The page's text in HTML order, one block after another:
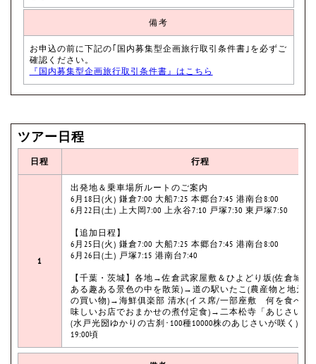
備考
お申込の前に下記の｢国内募集型企画旅行取引条件書｣を必ずご
確認ください。
『国内募集型企画旅行取引条件書』はこちら
ツアー日程
日程 行程
1
出発地＆乗車場所ルートのご案内
6月18日(火) 鎌倉7:00 大船7:25 本郷台7:45 港南台8:00
6月22日(土) 上大岡7:00 上永谷7:10 戸塚7:30 東戸塚7:50
【追加日程】
6月25日(火) 鎌倉7:00 大船7:25 本郷台7:45 港南台8:00
6月26日(土) 戸塚7:15 港南台7:40
【千葉・茨城】各地→佐倉武家屋敷＆ひよどり坂(佐倉城下
ある趣ある景色の中を散策)→道の駅いたこ(農産物と地元産
の買い物)→海鮮俱楽部 清水(イス席/一部座敷 何を食べて
味しいお店でおまかせの煮付定食)→二本松寺「あじさいの
(水戸光圀ゆかりの古刹･100種10000株のあじさいが咲く)→
19:00頃